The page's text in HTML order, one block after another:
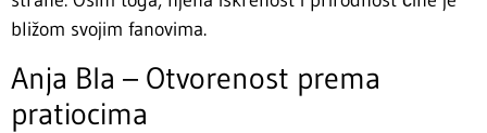
bližom svojim fanovima.
Anja Bla – Otvorenost prema
pratiocima